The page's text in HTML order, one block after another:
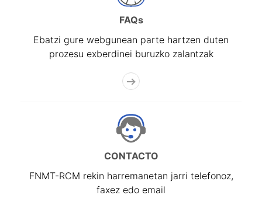
FAQs
Ebatzi gure webgunean parte hartzen duten
prozesu exberdinei buruzko zalantzak
CONTACTO
FNMT-RCM rekin harremanetan jarri telefonoz,
faxez edo email